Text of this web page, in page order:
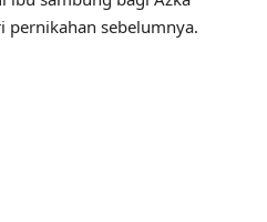
pernikahan sebelumnya.